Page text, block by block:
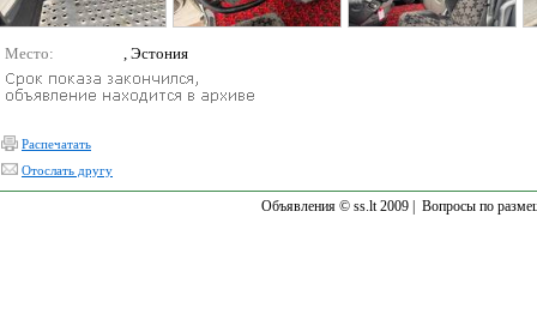
Место: , Эстония
Распечатать
Отослать другу
Объявления © ss.lt 2009 | Вопросы по